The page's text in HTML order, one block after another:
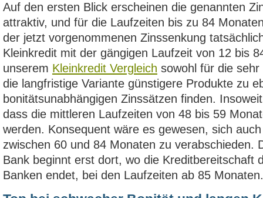
Auf den ersten Blick erscheinen die genannten
attraktiv, und für die Laufzeiten bis zu 84
der jetzt vorgenommenen Zinssenkung
Kleinkredit mit der gängigen Laufzeit von 12 bis
unserem Kleinkredit Vergleich sowohl für die
die langfristige Variante günstigere Produkte zu
bonitätsunabhängigen Zinssätzen finden.
dass die mittleren Laufzeiten von 48 bis 59
werden. Konsequent wäre es gewesen, sich
zwischen 60 und 84 Monaten zu verabschieden.
Bank beginnt erst dort, wo die Kreditbereitschaft
Banken endet, bei den Laufzeiten ab 85 Monaten.